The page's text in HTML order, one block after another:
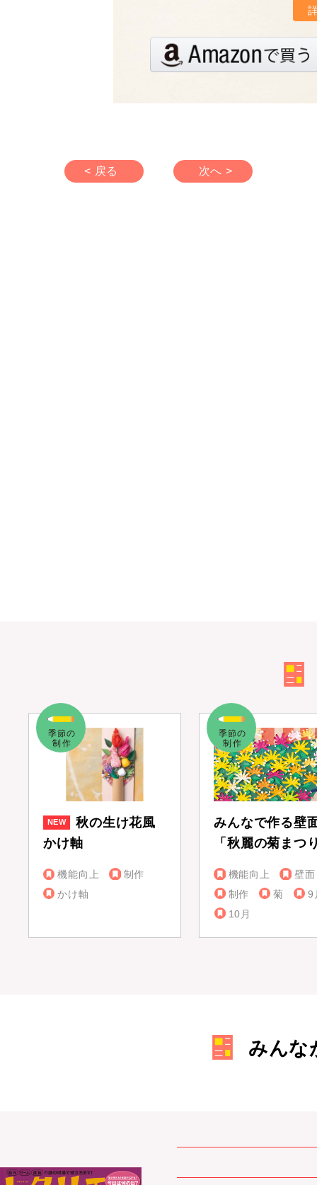
< 戻る 次へ >
秋の生け花風
かけ軸
機能向上
制作
かけ軸
みんなで作る壁
「秋麗の菊まつ
機能向上
壁面
制作
菊
9
10月
みんな